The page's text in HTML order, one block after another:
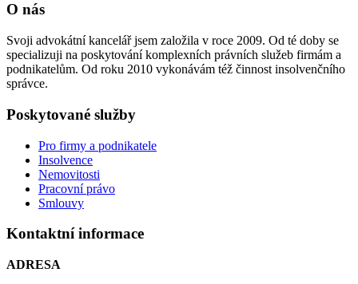
O nás
Svoji advokátní kancelář jsem založila v roce 2009. Od té doby se
specializuji na poskytování komplexních právních služeb firmám a
podnikatelům. Od roku 2010 vykonávám též činnost insolvenčního
správce.
Poskytované služby
Pro firmy a podnikatele
Insolvence
Nemovitosti
Pracovní právo
Smlouvy
Kontaktní informace
ADRESA